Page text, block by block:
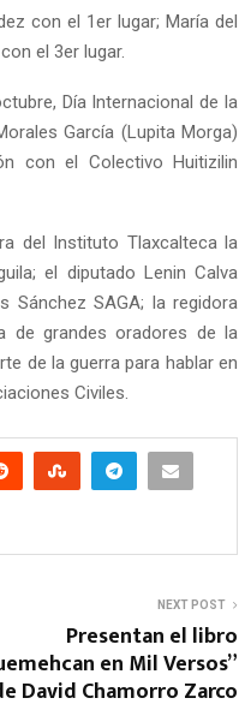
con el 1er lugar; María del
el 3er lugar.
Día Internacional de la
García (Lupita Morga)
con el Colectivo Huitizilin
del Instituto Tlaxcalteca la
el diputado Lenin Calva
Sánchez SAGA; la regidora
de grandes oradores de la
de la guerra para hablar en
Civiles.
NEXT POST
Presentan el libro
en Mil Versos”
David Chamorro Zarco